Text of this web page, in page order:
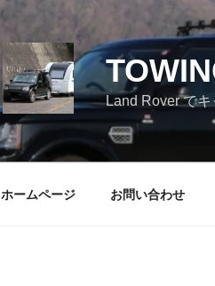
Land Rover で
ホームページ お問い合わせ